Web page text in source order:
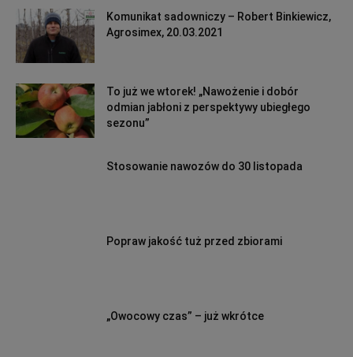
Komunikat sadowniczy – Robert Binkiewicz,
Agrosimex, 20.03.2021
To już we wtorek! „Nawożenie i dobór
odmian jabłoni z perspektywy ubiegłego
sezonu”
Stosowanie nawozów do 30 listopada
Popraw jakość tuż przed zbiorami
„Owocowy czas” – już wkrótce